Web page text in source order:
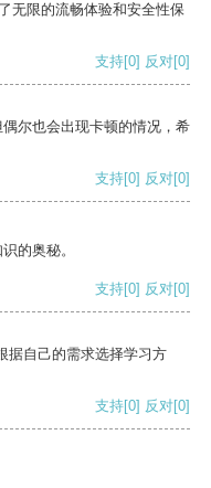
无限的流畅体验和安全性保
支持[0] 反对[0]
尔也会出现卡顿的情况，希
支持[0] 反对[0]
的奥秘。
支持[0] 反对[0]
据自己的需求选择学习方
支持[0] 反对[0]